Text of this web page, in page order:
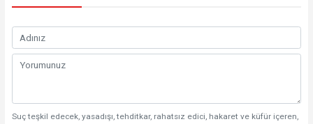
Suç teşkil edecek, yasadışı, tehditkar, rahatsız edici, hakaret ve küfür içeren,